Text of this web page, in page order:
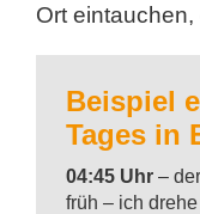
Ort
Beispiel
Tages in
04:45 Uhr–
früh – ich